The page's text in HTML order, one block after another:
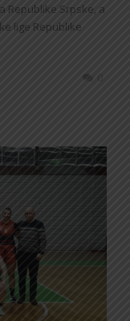
Republike Srpske, a
lige Republike
0